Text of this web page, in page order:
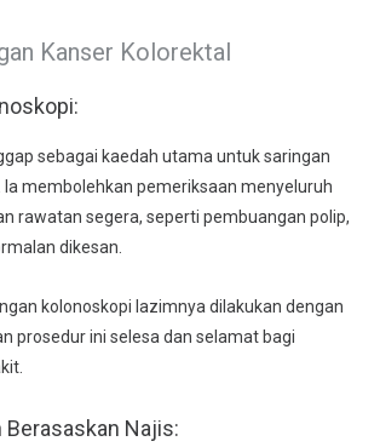
Kanser Kolorektal
sebagai kaedah utama untuk saringan
Ia membolehkan pemeriksaan menyeluruh
rawatan segera, seperti pembuangan polip,
dikesan.
kolonoskopi lazimnya dilakukan dengan
prosedur ini selesa dan selamat bagi
Berasaskan Najis: